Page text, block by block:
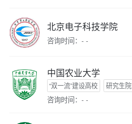
北京电子科技学院
咨询时间：- -
中国农业大学
“双一流”建设高校 研究生院
咨询时间：- -